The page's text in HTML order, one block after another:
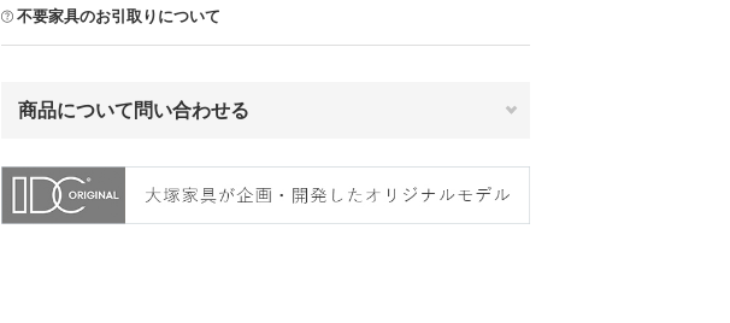
不要家具のお引取りについて
商品について問い合わせる